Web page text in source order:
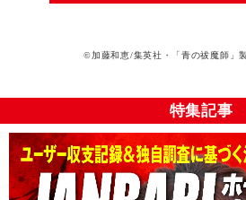
©加藤和恵/集英社・「青の祓魔師」
特集記事